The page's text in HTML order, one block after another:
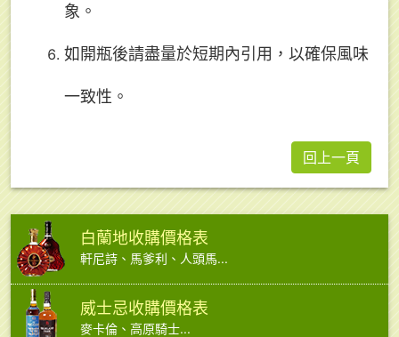
象。
如開瓶後請盡量於短期內引用，以確保風味
一致性。
回上一頁
白蘭地收購價格表
軒尼詩、馬爹利、人頭馬...
威士忌收購價格表
麥卡倫、高原騎士...